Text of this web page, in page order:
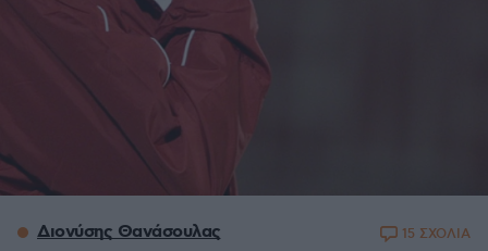
Διονύσης Θανάσουλας 15 ΣΧΟΛΙΑ